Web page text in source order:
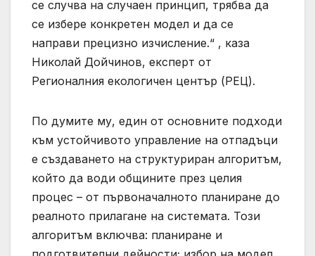
се случва на случаен принцип, трябва да
се избере конкретен модел и да се
направи прецизно изчисление.“ , каза
Николай Дойчинов, експерт от
Регионалния екологичен център (РЕЦ).
По думите му, един от основните подходи
към устойчивото управление на отпадъци
е създаването на структуриран алгоритъм,
който да води общините през целия
процес – от първоначалното планиране до
реалното прилагане на системата. Този
алгоритъм включва: планиране и